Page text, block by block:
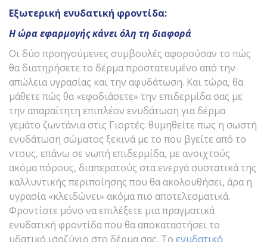
Εξωτερική ενυδατική φροντίδα:
Η ώρα εφαρμογής κάνει όλη τη διαφορά
Οι δύο προηγούμενες συμβουλές αφορούσαν το πώς
θα διατηρήσετε το δέρμα προστατευμένο από την
απώλεια υγρασίας και την αφυδάτωση. Και τώρα, θα
μάθετε πώς θα «εφοδιάσετε» την επιδερμίδα σας με
την απαραίτητη επιπλέον ενυδάτωση για δέρμα
γεμάτο ζωντάνια στις Γιορτές: θυμηθείτε πως η σωστή
ενυδάτωση σώματος ξεκινά με το που βγείτε από το
ντους, επάνω σε νωπή επιδερμίδα, με ανοιχτούς
ακόμα πόρους, διαπερατούς στα ενεργά συστατικά της
καλλυντικής περιποίησης που θα ακολουθήσει, άρα η
υγρασία «κλειδώνει» ακόμα πιο αποτελεσματικά.
Φροντίστε μόνο να επιλέξετε μια πραγματικά
ενυδατική φροντίδα που θα αποκαταστήσει το
υδατικό ισοζύγιο στο δέρμα σας. Το ενυδατικό